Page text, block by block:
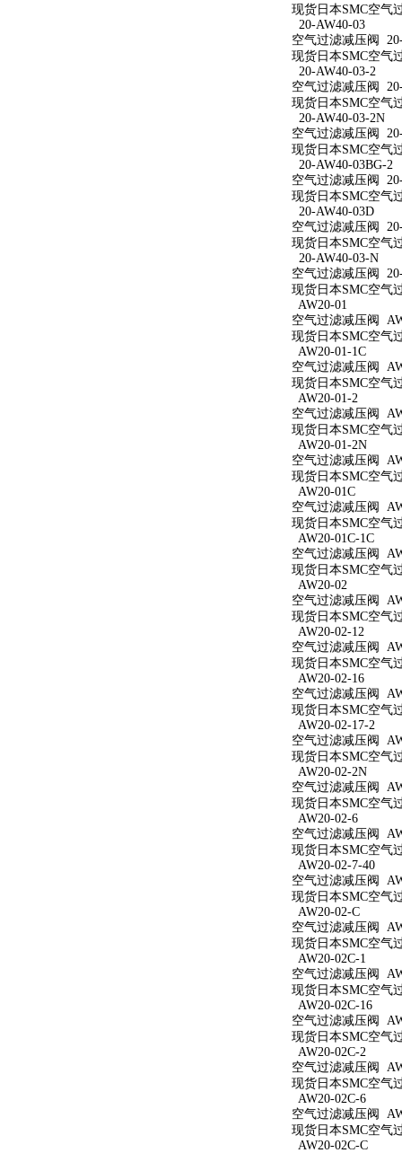
现货日本SMC空气
20-AW40-03
空气过滤减压阀
现货日本SMC空气
20-AW40-03-2
空气过滤减压阀
现货日本SMC空气
20-AW40-03-2N
空气过滤减压阀
现货日本SMC空气
20-AW40-03BG-2
空气过滤减压阀
现货日本SMC空气
20-AW40-03D
空气过滤减压阀
现货日本SMC空气
20-AW40-03-N
空气过滤减压阀
现货日本SMC空气
AW20-01
空气过滤减压阀
现货日本SMC空气
AW20-01-1C
空气过滤减压阀
现货日本SMC空气
AW20-01-2
空气过滤减压阀
现货日本SMC空气
AW20-01-2N
空气过滤减压阀
现货日本SMC空气
AW20-01C
空气过滤减压阀
现货日本SMC空气
AW20-01C-1C
空气过滤减压阀
现货日本SMC空气
AW20-02
空气过滤减压阀
现货日本SMC空气
AW20-02-12
空气过滤减压阀
现货日本SMC空气
AW20-02-16
空气过滤减压阀
现货日本SMC空气
AW20-02-17-2
空气过滤减压阀
现货日本SMC空气
AW20-02-2N
空气过滤减压阀
现货日本SMC空气
AW20-02-6
空气过滤减压阀
现货日本SMC空气
AW20-02-7-40
空气过滤减压阀
现货日本SMC空气
AW20-02-C
空气过滤减压阀
现货日本SMC空气
AW20-02C-1
空气过滤减压阀
现货日本SMC空气
AW20-02C-16
空气过滤减压阀
现货日本SMC空气
AW20-02C-2
空气过滤减压阀
现货日本SMC空气
AW20-02C-6
空气过滤减压阀
现货日本SMC空气
AW20-02C-C